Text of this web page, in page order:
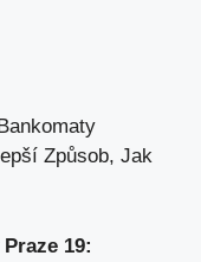
Způsob, Jak
Praze⁢ 19: